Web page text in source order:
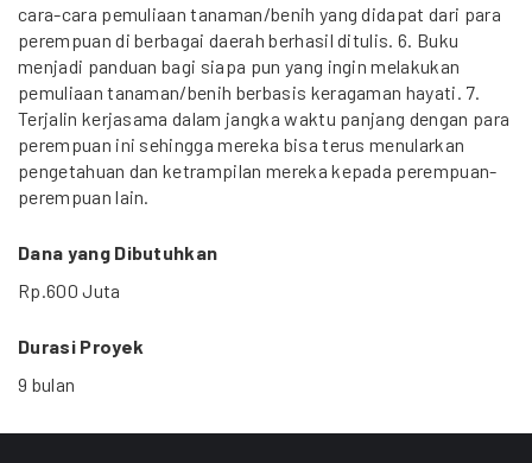
cara-cara pemuliaan tanaman/benih yang didapat dari para
perempuan di berbagai daerah berhasil ditulis. 6. Buku
menjadi panduan bagi siapa pun yang ingin melakukan
pemuliaan tanaman/benih berbasis keragaman hayati. 7.
Terjalin kerjasama dalam jangka waktu panjang dengan para
perempuan ini sehingga mereka bisa terus menularkan
pengetahuan dan ketrampilan mereka kepada perempuan-
perempuan lain.
Dana yang Dibutuhkan
Rp.600 Juta
Durasi Proyek
9 bulan